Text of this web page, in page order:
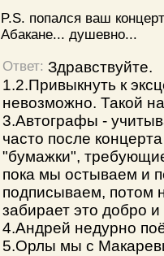
P.S. попался ваш
Абакане... душевно...
Ответ:Здравствуйте.
1.2.Привыкнуть к
невозможно. Такой
3.Автографы -
часто после
"бумажки",
пока мы остываем и
подписываем, потом
забирает это добро
4.Андрей недурно
5.Орлы мы с